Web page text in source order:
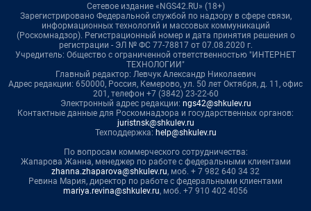
Сетевое издание «NGS42.RU» (18+)
Зарегистрировано Федеральной службой по надзору в сфере связи,
информационных технологий и массовых коммуникаций
(Роскомнадзор). Регистрационный номер и дата принятия решения о
регистрации - ЭЛ № ФС 77-78817 от 07.08.2020 г.
Учредитель: Общество с ограниченной ответственностью "ИНТЕРНЕТ
ТЕХНОЛОГИИ"
Главный редактор: Левчук Александр Николаевич
Адрес редакции: 650000, Россия, Кемерово, ул. 50 лет Октября, д. 11, офис
201, телефон +7 (3842) 23-22-60
Электронный адрес редакции: ngs42@shkulev.ru
Контактные данные для Роскомнадзора и государственных органов:
juristnsk@shkulev.ru
Техподдержка: help@shkulev.ru
По вопросам коммерческого сотрудничества:
Жапарова Жанна, менеджер по работе с федеральными клиентами
zhanna.zhaparova@shkulev.ru, моб. + 7 982 640 34 32
Ревина Мария, директор по работе с федеральными клиентами
mariya.revina@shkulev.ru, моб. +7 910 402 4056